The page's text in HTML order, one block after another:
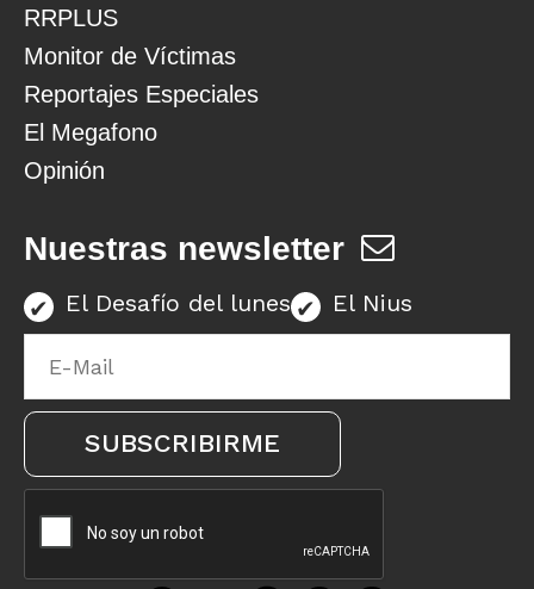
RRPLUS
Monitor de Víctimas
Reportajes Especiales
El Megafono
Opinión
Nuestras newsletter
El Desafío del lunes El Nius